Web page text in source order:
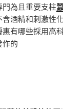
為且重要支柱
酒精和刺激性
有哪些採用高
作的